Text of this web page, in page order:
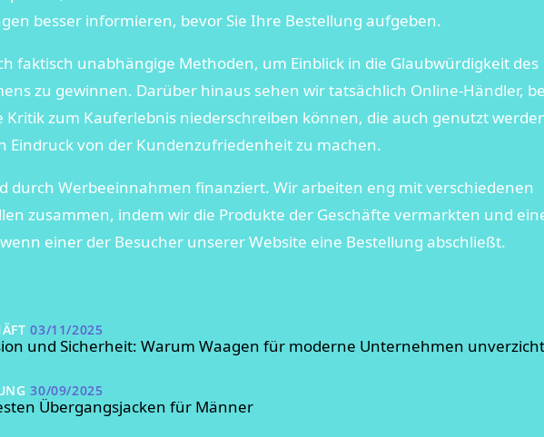
besser informieren, bevor Sie Ihre Bestellung aufgeben.
faktisch unabhängige Methoden, um Einblick in die Glaubwürdigkeit des
zu gewinnen. Darüber hinaus sehen wir tatsächlich Online-Händler,
Kritik zum Kauferlebnis niederschreiben können, die auch genutzt
Eindruck von der Kundenzufriedenheit zu machen.
durch Werbeeinnahmen finanziert. Wir arbeiten eng mit verschiedenen
zusammen, indem wir die Produkte der Geschäfte vermarkten und
einer der Besucher unserer Website eine Bestellung abschließt.
03/11/2025
und Sicherheit: Warum Waagen für moderne Unternehmen
30/09/2025
Übergangsjacken für Männer